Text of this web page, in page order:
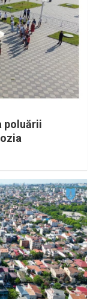
poluării